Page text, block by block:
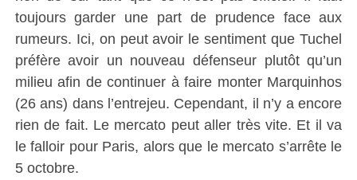
toujours garder une part de prudence face aux
rumeurs. Ici, on peut avoir le sentiment que Tuchel
préfère avoir un nouveau défenseur plutôt qu’un
milieu afin de continuer à faire monter Marquinhos
(26 ans) dans l’entrejeu. Cependant, il n’y a encore
rien de fait. Le mercato peut aller très vite. Et il va
le falloir pour Paris, alors que le mercato s’arrête le
5 octobre.